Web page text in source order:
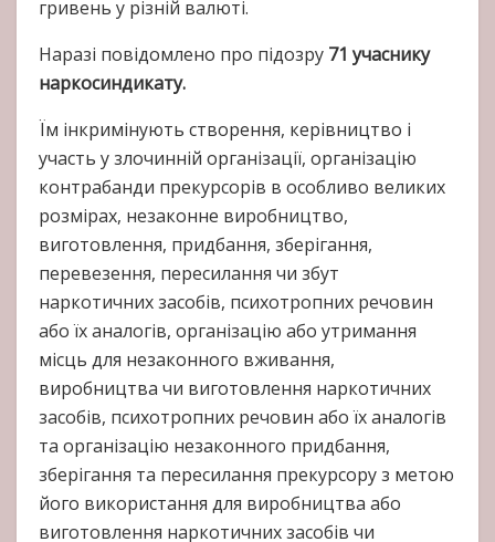
гривень у різній валюті.
Наразі повідомлено про підозру 71 учаснику
наркосиндикату.
Їм інкримінують створення, керівництво і
участь у злочинній організації, організацію
контрабанди прекурсорів в особливо великих
розмірах, незаконне виробництво,
виготовлення, придбання, зберігання,
перевезення, пересилання чи збут
наркотичних засобів, психотропних речовин
або їх аналогів, організацію або утримання
місць для незаконного вживання,
виробництва чи виготовлення наркотичних
засобів, психотропних речовин або їх аналогів
та організацію незаконного придбання,
зберігання та пересилання прекурсору з метою
його використання для виробництва або
виготовлення наркотичних засобів чи